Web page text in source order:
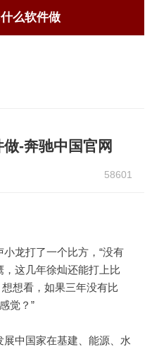
么软件做
-奔驰中国官网
58601
龙打了一个比方，“没有
，这几年徐灿还能打上比
想看，如果三年没有比
觉？”
国家在基建、能源、水